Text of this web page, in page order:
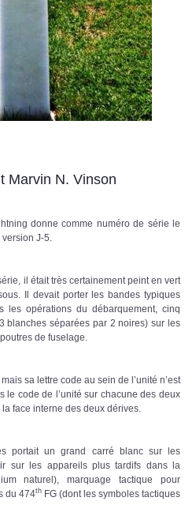
Marvin N. Vinson
donne comme numéro de série le
J-5.
il était très certainement peint en vert
Il devait porter les bandes typiques
les opérations du débarquement, cinq
blanches séparées par 2 noires) sur les
de fuselage.
sa lettre code au sein de l’unité n’est
le code de l’unité sur chacune des deux
face interne des deux dérives.
portait un grand carré blanc sur les
sur les appareils plus tardifs dans la
naturel), marquage tactique pour
du 474th FG (dont les symboles tactiques